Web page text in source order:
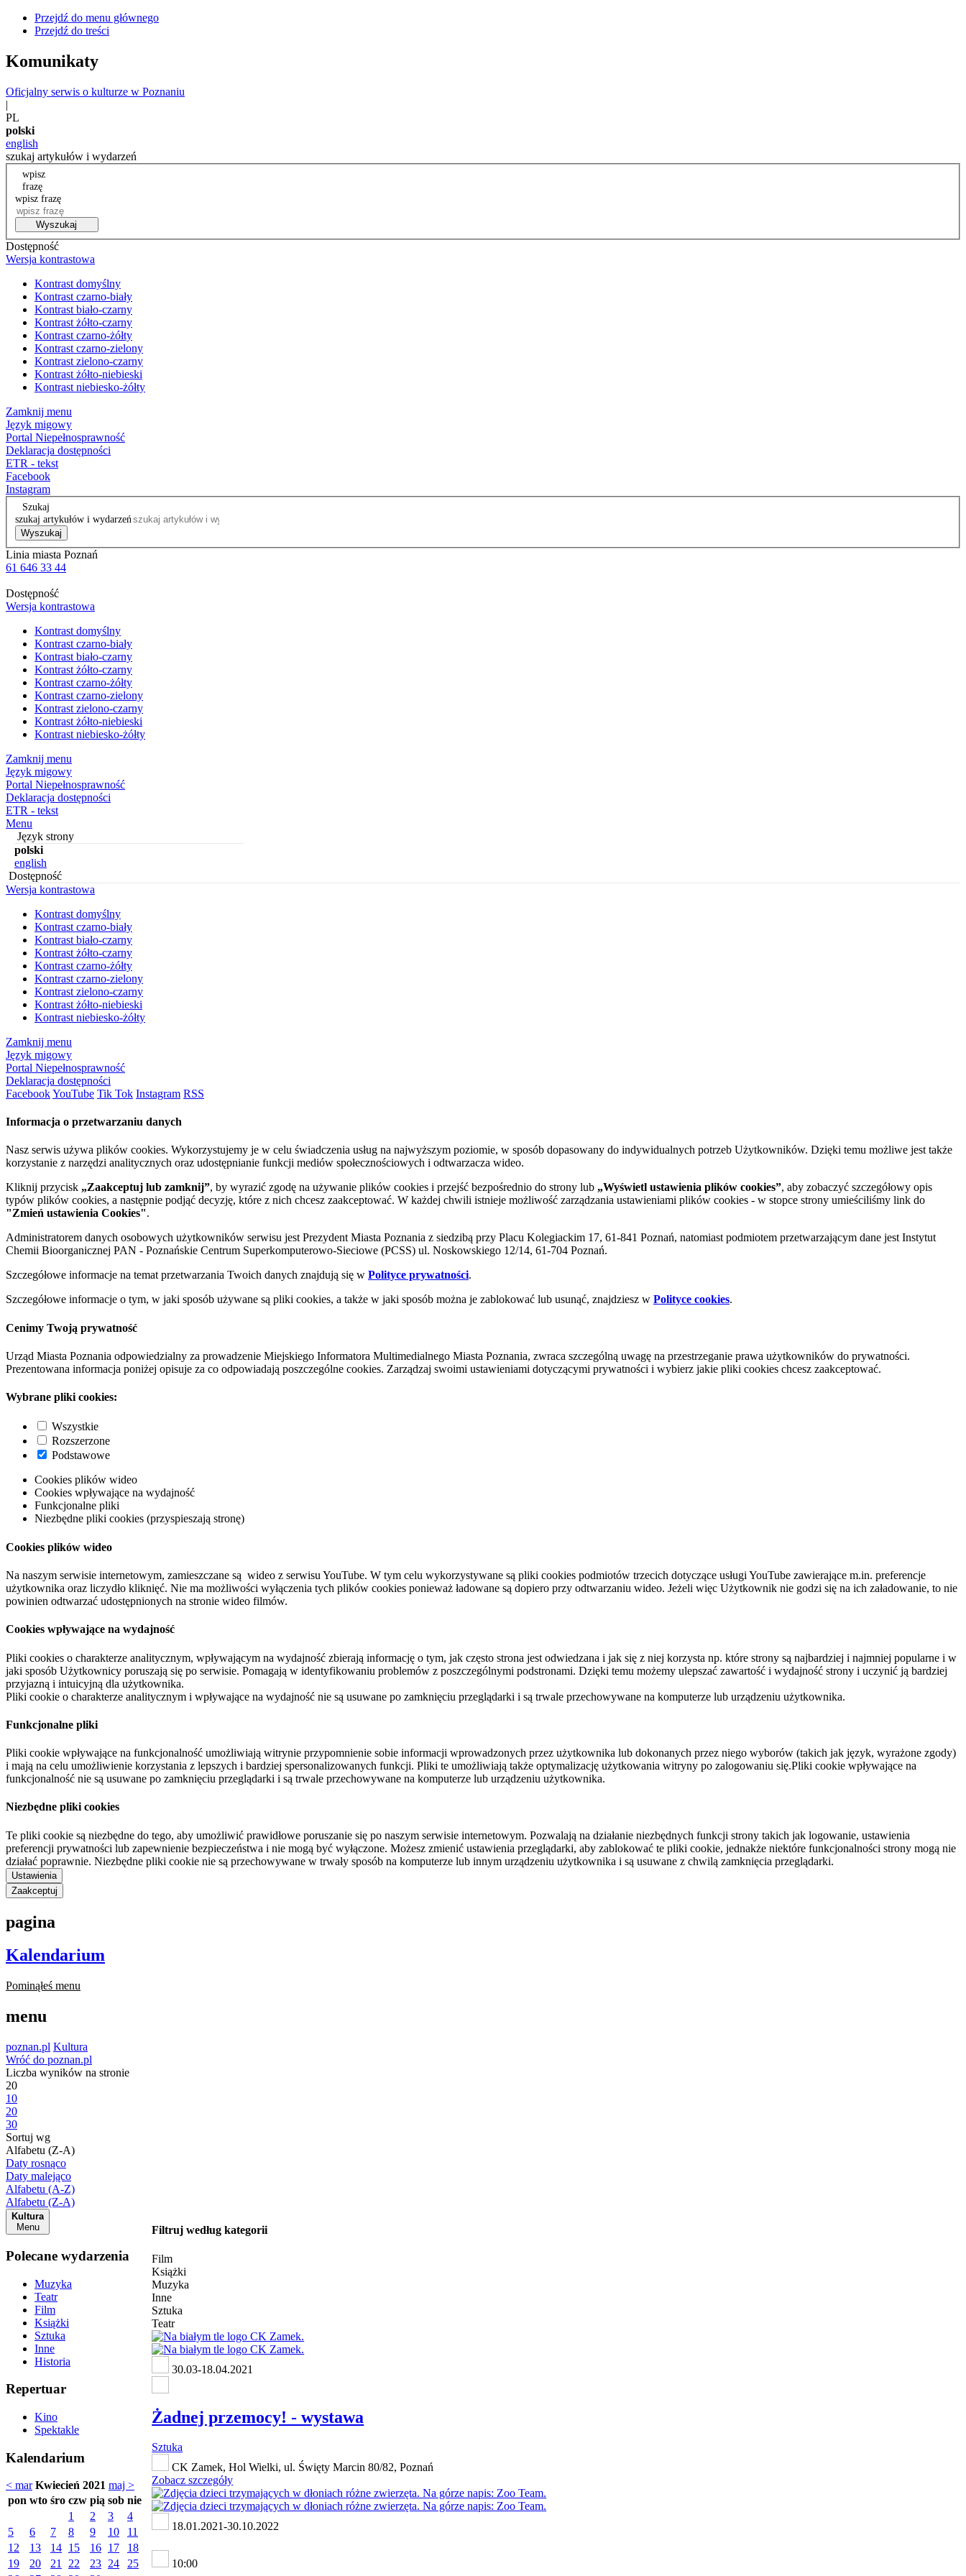
Przejdź do menu głównego
Przejdź do treści
Komunikaty
Oficjalny serwis o kulturze w Poznaniu
|
PL
polski
english
szukaj artykułów i wydarzeń
wpisz
frazę
wpisz frazę
Wyszukaj
Dostępność
Wersja kontrastowa
Kontrast domyślny
Kontrast czarno-biały
Kontrast biało-czarny
Kontrast żółto-czarny
Kontrast czarno-żółty
Kontrast czarno-zielony
Kontrast zielono-czarny
Kontrast żółto-niebieski
Kontrast niebiesko-żółty
Zamknij menu
Język migowy
Portal Niepełnosprawność
Deklaracja dostępności
ETR - tekst
Facebook
Instagram
Szukaj
szukaj artykułów i wydarzeń
Wyszukaj
Linia miasta Poznań
61 646 33 44
Dostępność
Wersja kontrastowa
Kontrast domyślny
Kontrast czarno-biały
Kontrast biało-czarny
Kontrast żółto-czarny
Kontrast czarno-żółty
Kontrast czarno-zielony
Kontrast zielono-czarny
Kontrast żółto-niebieski
Kontrast niebiesko-żółty
Zamknij menu
Język migowy
Portal Niepełnosprawność
Deklaracja dostępności
ETR - tekst
Menu
Język strony
polski
english
Dostępność
Wersja kontrastowa
Kontrast domyślny
Kontrast czarno-biały
Kontrast biało-czarny
Kontrast żółto-czarny
Kontrast czarno-żółty
Kontrast czarno-zielony
Kontrast zielono-czarny
Kontrast żółto-niebieski
Kontrast niebiesko-żółty
Zamknij menu
Język migowy
Portal Niepełnosprawność
Deklaracja dostępności
FacebookYouTube Tik Tok Instagram RSS
Informacja o przetwarzaniu danych
Nasz serwis używa plików cookies. Wykorzystujemy je w celu świadczenia usług na najwyższym poziomie, w sposób dopasowany do indywidualnych potrzeb Użytkowników. Dzięki temu możliwe jest także
korzystanie z narzędzi analitycznych oraz udostępnianie funkcji mediów społecznościowych i odtwarzacza wideo.
Kliknij przycisk „Zaakceptuj lub zamknij”, by wyrazić zgodę na używanie plików cookies i przejść bezpośrednio do strony lub „Wyświetl ustawienia plików cookies”, aby zobaczyć szczegółowy opis
typów plików cookies, a następnie podjąć decyzję, które z nich chcesz zaakceptować. W każdej chwili istnieje możliwość zarządzania ustawieniami plików cookies - w stopce strony umieściliśmy link do
"Zmień ustawienia Cookies".
Administratorem danych osobowych użytkowników serwisu jest Prezydent Miasta Poznania z siedzibą przy Placu Kolegiackim 17, 61-841 Poznań, natomiast podmiotem przetwarzającym dane jest Instytut
Chemii Bioorganicznej PAN - Poznańskie Centrum Superkomputerowo-Sieciowe (PCSS) ul. Noskowskiego 12/14, 61-704 Poznań.
Szczegółowe informacje na temat przetwarzania Twoich danych znajdują się w Polityce prywatności.
Szczegółowe informacje o tym, w jaki sposób używane są pliki cookies, a także w jaki sposób można je zablokować lub usunąć, znajdziesz w Polityce cookies.
Cenimy Twoją prywatność
Urząd Miasta Poznania odpowiedzialny za prowadzenie Miejskiego Informatora Multimedialnego Miasta Poznania, zwraca szczególną uwagę na przestrzeganie prawa użytkowników do prywatności.
Prezentowana informacja poniżej opisuje za co odpowiadają poszczególne cookies. Zarządzaj swoimi ustawieniami dotyczącymi prywatności i wybierz jakie pliki cookies chcesz zaakceptować.
Wybrane pliki cookies:
Wszystkie
Rozszerzone
Podstawowe
Cookies plików wideo
Cookies wpływające na wydajność
Funkcjonalne pliki
Niezbędne pliki cookies (przyspieszają stronę)
Cookies plików wideo
Na naszym serwisie internetowym, zamieszczane są wideo z serwisu YouTube. W tym celu wykorzystywane są pliki cookies podmiotów trzecich dotyczące usługi YouTube zawierające m.in. preferencje
użytkownika oraz liczydło kliknięć. Nie ma możliwości wyłączenia tych plików cookies ponieważ ładowane są dopiero przy odtwarzaniu wideo. Jeżeli więc Użytkownik nie godzi się na ich załadowanie, to nie
powinien odtwarzać udostępnionych na stronie wideo filmów.
Cookies wpływające na wydajność
Pliki cookies o charakterze analitycznym, wpływającym na wydajność zbierają informację o tym, jak często strona jest odwiedzana i jak się z niej korzysta np. które strony są najbardziej i najmniej popularne i w
jaki sposób Użytkownicy poruszają się po serwisie. Pomagają w identyfikowaniu problemów z poszczególnymi podstronami. Dzięki temu możemy ulepszać zawartość i wydajność strony i uczynić ją bardziej
przyjazną i intuicyjną dla użytkownika.
Pliki cookie o charakterze analitycznym i wpływające na wydajność nie są usuwane po zamknięciu przeglądarki i są trwale przechowywane na komputerze lub urządzeniu użytkownika.
Funkcjonalne pliki
Pliki cookie wpływające na funkcjonalność umożliwiają witrynie przypomnienie sobie informacji wprowadzonych przez użytkownika lub dokonanych przez niego wyborów (takich jak język, wyrażone zgody)
i mają na celu umożliwienie korzystania z lepszych i bardziej spersonalizowanych funkcji. Pliki te umożliwiają także optymalizację użytkowania witryny po zalogowaniu się.Pliki cookie wpływające na
funkcjonalność nie są usuwane po zamknięciu przeglądarki i są trwale przechowywane na komputerze lub urządzeniu użytkownika.
Niezbędne pliki cookies
Te pliki cookie są niezbędne do tego, aby umożliwić prawidłowe poruszanie się po naszym serwisie internetowym. Pozwalają na działanie niezbędnych funkcji strony takich jak logowanie, ustawienia
preferencji prywatności lub zapewnienie bezpieczeństwa i nie mogą być wyłączone. Możesz zmienić ustawienia przeglądarki, aby zablokować te pliki cookie, jednakże niektóre funkcjonalności strony mogą nie
działać poprawnie. Niezbędne pliki cookie nie są przechowywane w trwały sposób na komputerze lub innym urządzeniu użytkownika i są usuwane z chwilą zamknięcia przeglądarki.
Ustawienia
Zaakceptuj
pagina
Kalendarium
Pominąłeś menu
menu
poznan.pl Kultura
Wróć do poznan.pl
Liczba wyników na stronie
20
10
20
30
Sortuj wg
Alfabetu (Z-A)
Daty rosnąco
Daty malejąco
Alfabetu (A-Z)
Alfabetu (Z-A)
Kultura
Menu
Polecane wydarzenia
Muzyka
Teatr
Film
Książki
Sztuka
Inne
Historia
Repertuar
Kino
Spektakle
Kalendarium
< mar Kwiecień 2021 maj >
pon wto śro czw pią sob nie
1
2 3
4
5
6 7 8 9 10
11
12
13 14 15 16 17
18
19
20 21 22 23 24
25
Filtruj według kategorii
Film
Książki
Muzyka
Inne
Sztuka
Teatr
30.03-18.04.2021
Żadnej przemocy! - wystawa
Sztuka
CK Zamek, Hol Wielki, ul. Święty Marcin 80/82, Poznań
Zobacz szczegóły
18.01.2021-30.10.2022
10:00